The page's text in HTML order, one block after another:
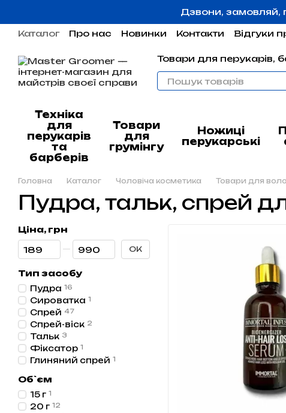
Дзвони,
Каталог Про нас Новинки Контакти Відгуки
Товари для перукарів,
Техніка
для
перукарів
та
барберів
Товари
для
грумінгу
Ножиці
перукарські
Головна Каталог Чоловіча косметика Товари для
Пудра, тальк, спрей
Ціна, грн
Від Ціна, грн
До Ціна, грн ОК
Тип засобу
Пудра 16
Сироватка 1
Спрей 47
Спрей-віск 2
Тальк 3
Фіксатор 1
Глиняний спрей 1
Об`єм
15 г 1
20 г 12